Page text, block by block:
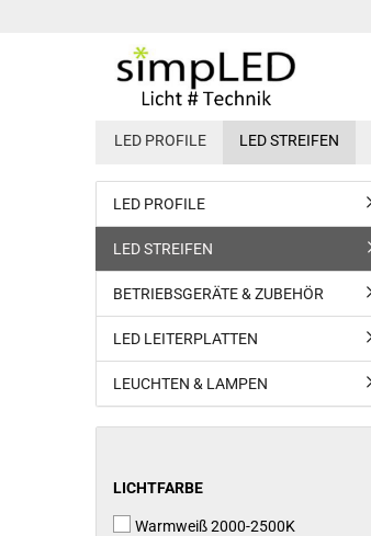
LED PROFILE LED STREIFEN
LED PROFILE
LED STREIFEN
BETRIEBSGERÄTE & ZUBEHÖR
LED LEITERPLATTEN
LEUCHTEN & LAMPEN
LICHTFARBE
LICHTFARBE
Warmweiß 2000-2500K